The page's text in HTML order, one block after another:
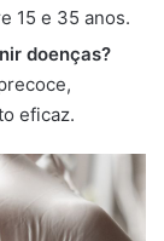
15 e 35 anos.
doenças?
eficaz.